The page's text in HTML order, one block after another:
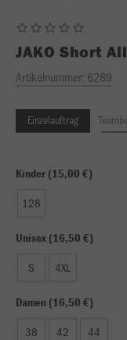
JAKO Short
Artikelnummer: 6289
Einzelauftrag
Kinder (15,00 €)
128
Unisex (16,50 €)
S 4XL
Damen (16,50 €)
38 42 44